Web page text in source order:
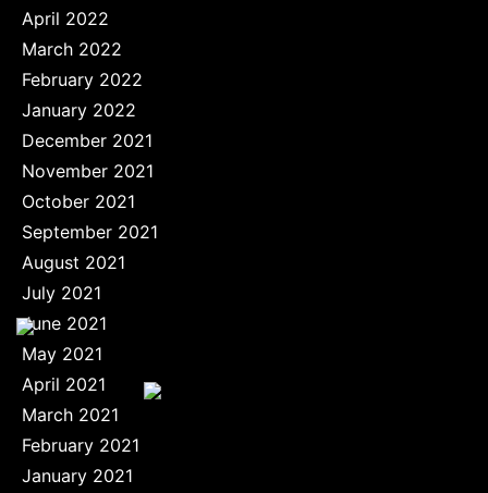
April 2022
March 2022
February 2022
January 2022
December 2021
November 2021
October 2021
September 2021
August 2021
July 2021
June 2021
May 2021
April 2021
March 2021
February 2021
January 2021